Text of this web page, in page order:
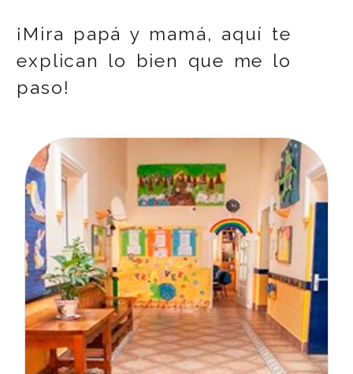
¡Mira papá y mamá, aquí te
explican lo bien que me lo
paso!